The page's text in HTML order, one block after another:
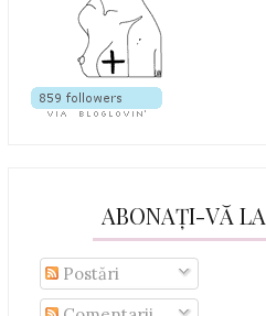
ABONAȚI-VĂ LA
Postări